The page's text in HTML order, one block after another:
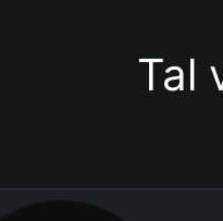
Tal